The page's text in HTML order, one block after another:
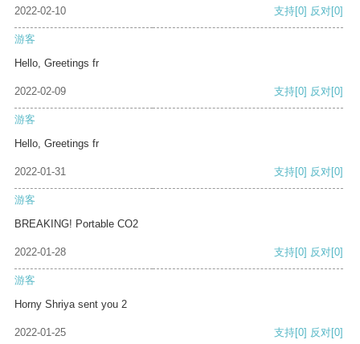
2022-02-10 支持[0] 反对[0]
游客
Hello, Greetings fr
2022-02-09 支持[0] 反对[0]
游客
Hello, Greetings fr
2022-01-31 支持[0] 反对[0]
游客
BREAKING! Portable CO2
2022-01-28 支持[0] 反对[0]
游客
Horny Shriya sent you 2
2022-01-25 支持[0] 反对[0]